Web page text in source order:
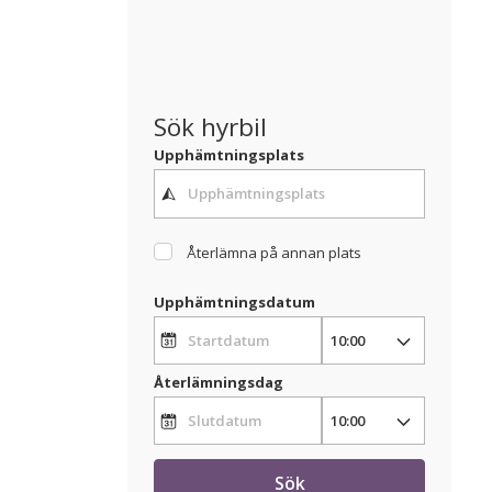
Sök hyrbil
Upphämtningsplats
Återlämna på annan plats
Upphämtningsdatum
Återlämningsdag
Sök